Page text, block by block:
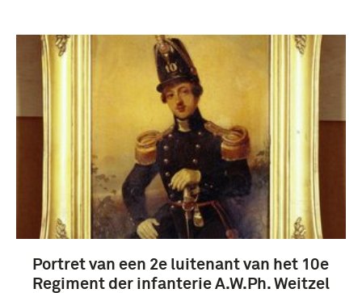
Weitzel, August Wilhelm Philip (5)
infanterie (3)
Portret van een 2e luitenant van het 10e
Regiment der infanterie A.W.Ph. Weitzel